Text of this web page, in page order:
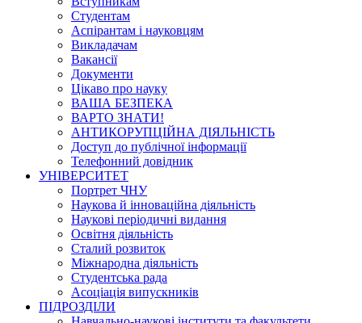
Студентам
Аспірантам і науковцям
Викладачам
Вакансії
Документи
Цікаво про науку
ВАША БЕЗПЕКА
ВАРТО ЗНАТИ!
АНТИКОРУПЦІЙНА ДІЯЛЬНІСТЬ
Доступ до публічної інформації
Телефонний довідник
УНІВЕРСИТЕТ
Портрет ЧНУ
Наукова й інноваційна діяльність
Наукові періодичні видання
Освітня діяльність
Сталий розвиток
Міжнародна діяльність
Студентська рада
Асоціація випускників
ПІДРОЗДІЛИ